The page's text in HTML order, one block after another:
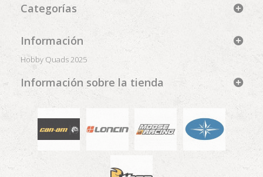
Categorías
Información
Hobby Quads 2025
Información sobre la tienda